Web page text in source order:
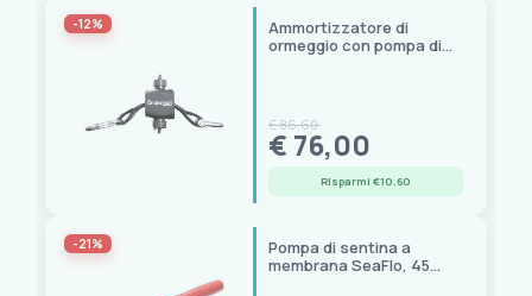
-12%
Ammortizzatore di
ormeggio con pompa di
€ 86,60
€ 76,00
Risparmi €10.60
-21%
Pompa di sentina a
membrana SeaFlo, 45